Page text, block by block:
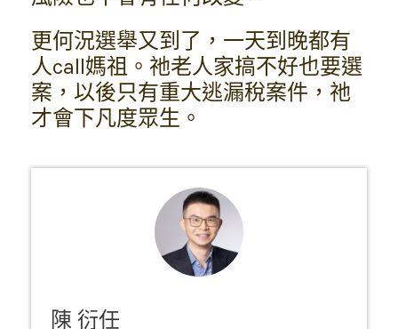
更何況選舉又到了，一天到晚都有
人call媽祖。祂老人家搞不好也要選
案，以後只有重大逃漏稅案件，祂
才會下凡度眾生。
陳 衍任